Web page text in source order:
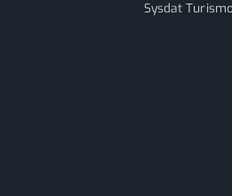
Sysdat